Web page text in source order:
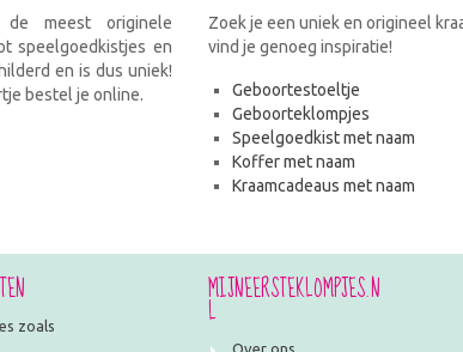
de meest originele
speelgoedkistjes en
en is dus uniek!
bestel je online.
Zoek je een uniek en origineel
vind je genoeg inspiratie!
Geboortestoeltje
Geboorteklompjes
Speelgoedkist met naam
Koffer met naam
Kraamcadeaus met naam
zoals
MIJNEERSTEKLOMPJES.N
L